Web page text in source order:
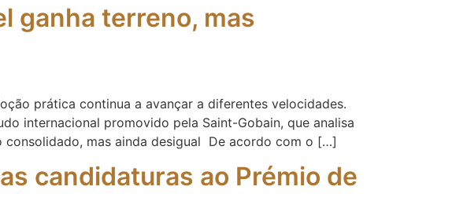
ganha terreno, mas
prática continua a avançar a diferentes velocidades.
internacional promovido pela Saint-Gobain, que analisa
mas ainda desigual De acordo com o […]
candidaturas ao Prémio de